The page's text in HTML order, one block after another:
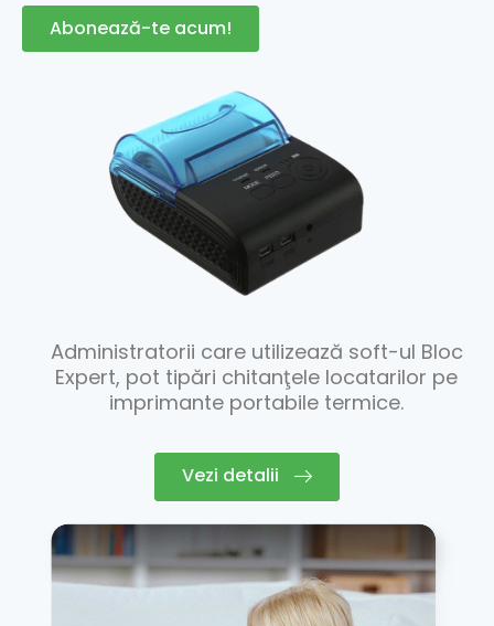
Abonează-te acum!
Administratorii care utilizează soft-ul Bloc
Expert, pot tipări chitanţele locatarilor pe
imprimante portabile termice.
Vezi detalii